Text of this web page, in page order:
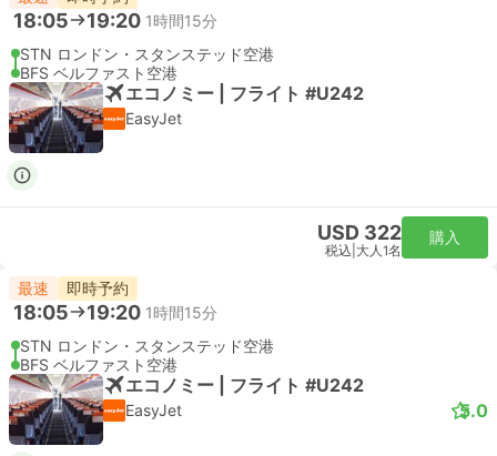
18:05 19:20 1時間15分
STN ロンドン・スタンステッド空港
BFS ベルファスト空港
エコノミー | フライト #U242
EasyJet
USD 322
税込 大人1名
購入
最速 即時予約
18:05 19:20 1時間15分
STN ロンドン・スタンステッド空港
BFS ベルファスト空港
エコノミー | フライト #U242
EasyJet 5.0